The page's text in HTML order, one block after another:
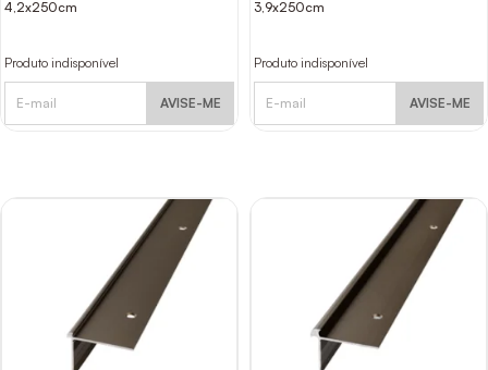
4,2x250cm
Produto indisponível
AVISE-ME
3,9x250cm
Produto indisponível
AVISE-ME